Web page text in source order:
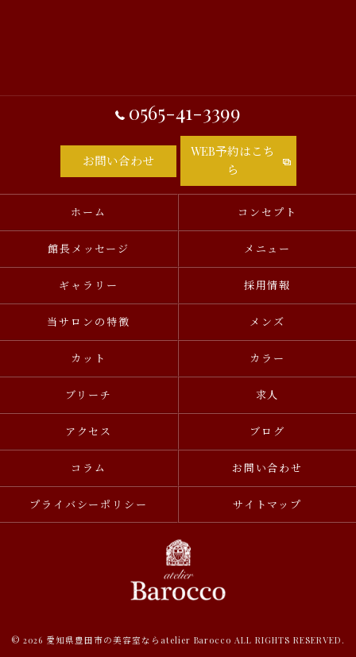
0565-41-3399
お問い合わせ
WEB予約はこち
ら
ホーム コンセプト
館長メッセージ メニュー
ギャラリー 採用情報
当サロンの特徴 メンズ
カット カラー
ブリーチ 求人
アクセス ブログ
コラム お問い合わせ
プライバシーポリシー サイトマップ
© 2026 愛知県豊田市の美容室ならatelier Barocco ALL RIGHTS RESERVED.